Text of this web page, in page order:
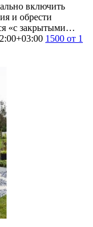
включить
и обрести
«с закрытыми…
1500 от 1